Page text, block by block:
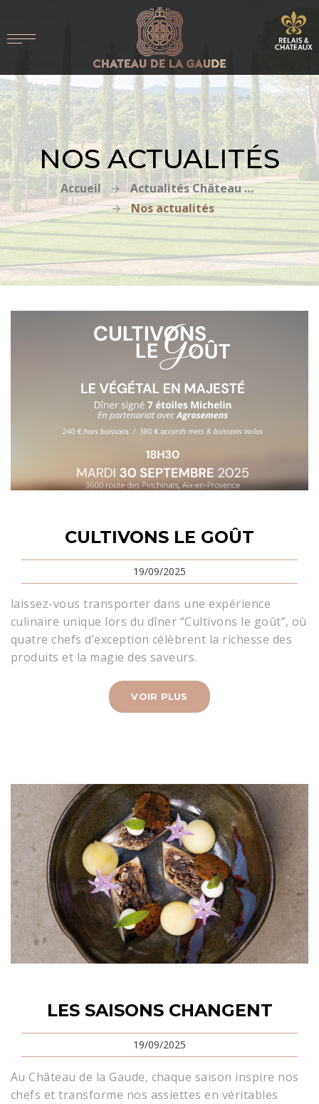
NOS ACTUALITÉS
Accueil
Actualités Château de la Gaude
Nos actualités
CULTIVONS LE GOÛT
19/09/2025
laissez-vous transporter dans une expérience
culinaire unique lors du dîner “Cultivons le goût”, où
quatre chefs d’exception célèbrent la richesse des
produits et la magie des saveurs.
VOIR PLUS
LES SAISONS CHANGENT
19/09/2025
Au Château de la Gaude, chaque saison inspire nos
chefs et transforme nos assiettes en véritables